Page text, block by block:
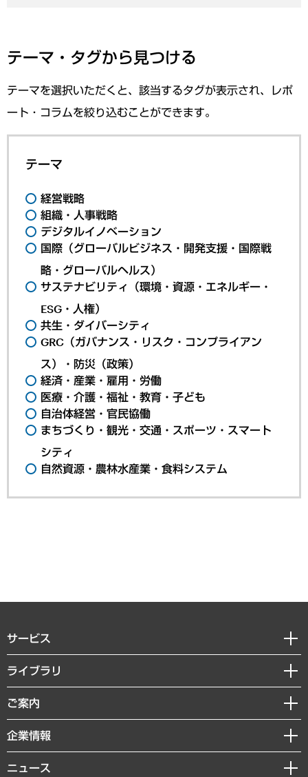
テーマ・タグから見つける
テーマを選択いただくと、該当するタグが表示され、レポ
ート・コラムを絞り込むことができます。
テーマ
経営戦略
組織・人事戦略
デジタルイノベーション
国際（グローバルビジネス・開発支援・国際戦
略・グローバルヘルス）
サステナビリティ（環境・資源・エネルギー・
ESG・人権）
共生・ダイバーシティ
GRC（ガバナンス・リスク・コンプライアン
ス）・防災（政策）
経済・産業・雇用・労働
医療・介護・福祉・教育・子ども
自治体経営・官民協働
まちづくり・観光・交通・スポーツ・スマート
シティ
自然資源・農林水産業・食料システム
サービス
経営戦略
組織・人事戦略
デジタルイノベーション
共生・ダイバーシティ
ライブラリ
経済調査
レポート
コラム
ご案内
セミナー・イベント情報
MUFGビジネスセミナー
受託案件情報
企業情報
私たちの想い
ニュース